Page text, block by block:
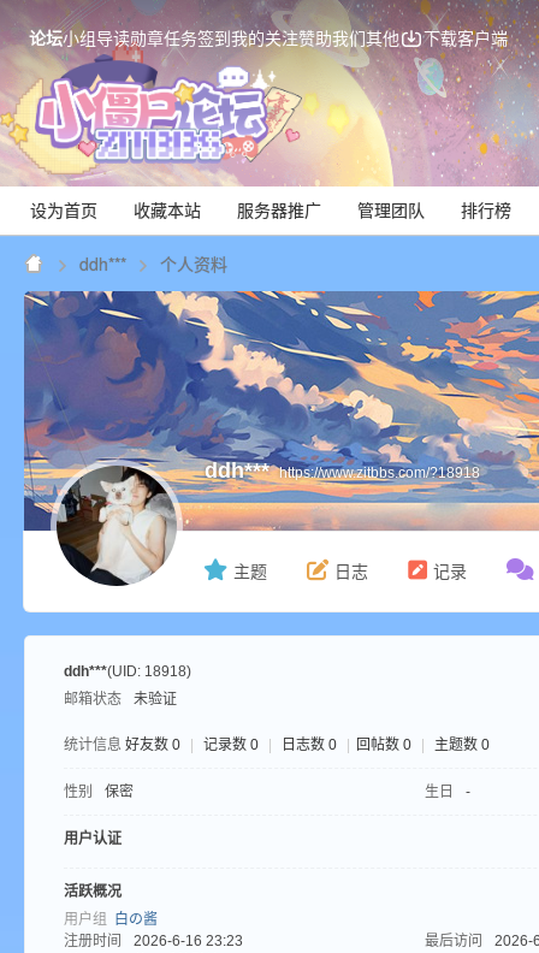
论坛小组导读勋章任务签到我的关注赞助我们其他 下载客户端
设为首页 收藏本站 服务器推广 管理团队 排行榜
Mi
ne
ddh*** 个人资料
ddh*** https://www.zitbbs.com/?18918
主题 日志 记录
ddh***(UID: 18918)
邮箱状态
未验证
统计信息 好友数 0 记录数 0 日志数 0 回帖数 0 主题数 0
性别 保密 生日 -
用户认证
活跃概况
用户组
白の酱
注册时间
2026-6-16 23:23 最后访问
2026-